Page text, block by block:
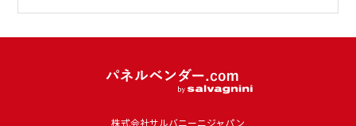
株式会社サルバニーニジャパン